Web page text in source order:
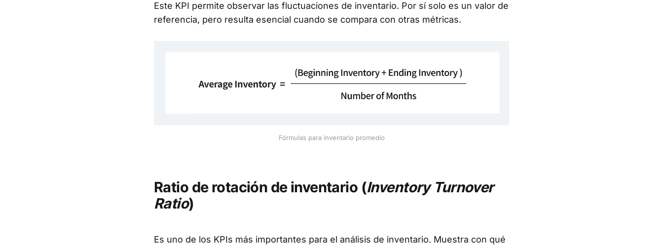
Este KPI permite observar las fluctuaciones de inventario. Por sí solo es un valor de
referencia, pero resulta esencial cuando se compara con otras métricas.
Fórmulas para inventario promedio
Ratio de rotación de inventario (Inventory Turnover
Ratio)
Es uno de los KPIs más importantes para el análisis de inventario. Muestra con qué